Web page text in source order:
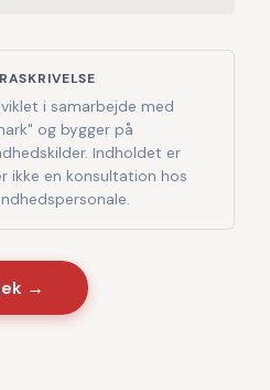
i samarbejde med
og bygger på
Indholdet er
ikke en konsultation hos
→